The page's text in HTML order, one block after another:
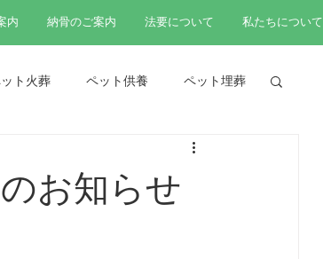
内 納骨のご案内 法要について 私たちについて
ト火葬 ペット供養 ペット埋葬
お知らせ